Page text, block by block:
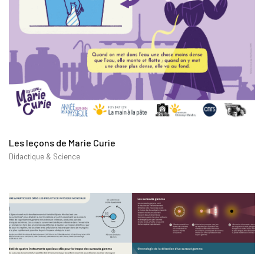
Les leçons de Marie Curie
Didactique & Science